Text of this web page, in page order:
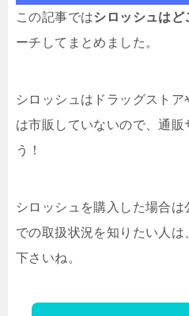
この記事ではシロッシュはど
ーチしてまとめました。
シロッシュはドラッグスト
は市販していないので、通販
う！
シロッシュを購入した場合
での取扱状況を知りたい人
下さいね。